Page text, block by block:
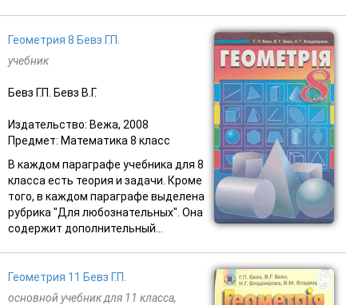
Геометрия 8 Бевз Г.П.
учебник
Бевз Г.П. Бевз В.Г.
Издательство: Вежа, 2008
Предмет: Математика 8 класс
В каждом параграфе учебника для 8
класса есть теория и задачи. Кроме
того, в каждом параграфе выделена
рубрика "Для любознательных". Она
содержит дополнительный...
Геометрия 11 Бевз Г.П.
основной учебник для 11 класса,